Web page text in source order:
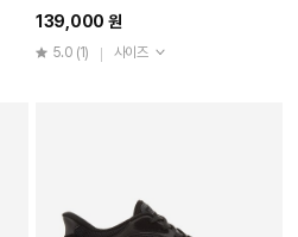
139,000 원
5.0 (1) 사이즈